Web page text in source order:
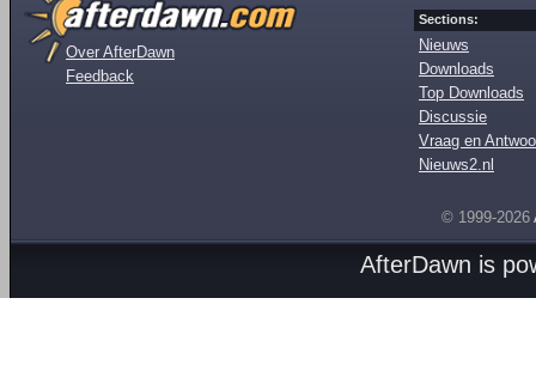
Over AfterDawn
Feedback
Sections:
Nieuws
Downloads
Top Downloads
Discussie
Vraag en
Nieuws2.nl
© 1999-2026
AfterDawn is